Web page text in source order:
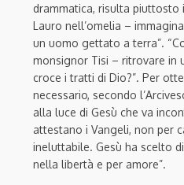
drammatica, risulta
Lauro nell’omelia –
un uomo gettato a terra”.
monsignor Tisi – ritrovare in
croce i tratti di Dio?”. Per
necessario, secondo
alla luce di Gesù che va
attestano i Vangeli, non per
ineluttabile. Gesù ha scelto
nella libertà e per amore”.